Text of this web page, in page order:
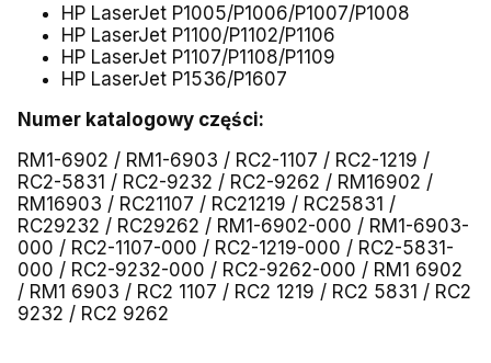
HP LaserJet P1005/P1006/P1007/P1008
HP LaserJet P1100/P1102/P1106
HP LaserJet P1107/P1108/P1109
HP LaserJet P1536/P1607
Numer katalogowy części:
RM1-6902 / RM1-6903 / RC2-1107 / RC2-1219 /
RC2-5831 / RC2-9232 / RC2-9262 / RM16902 /
RM16903 / RC21107 / RC21219 / RC25831 /
RC29232 / RC29262 / RM1-6902-000 / RM1-6903-
000 / RC2-1107-000 / RC2-1219-000 / RC2-5831-
000 / RC2-9232-000 / RC2-9262-000 / RM1 6902
/ RM1 6903 / RC2 1107 / RC2 1219 / RC2 5831 / RC2
9232 / RC2 9262